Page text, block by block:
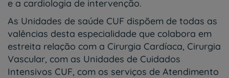
e a cardiologia de intervenção.
As Unidades de saúde CUF dispõem de todas as
valências desta especialidade que colabora em
estreita relação com a Cirurgia Cardíaca, Cirurgia
Vascular, com as Unidades de Cuidados
Intensivos CUF, com os serviços de Atendimento